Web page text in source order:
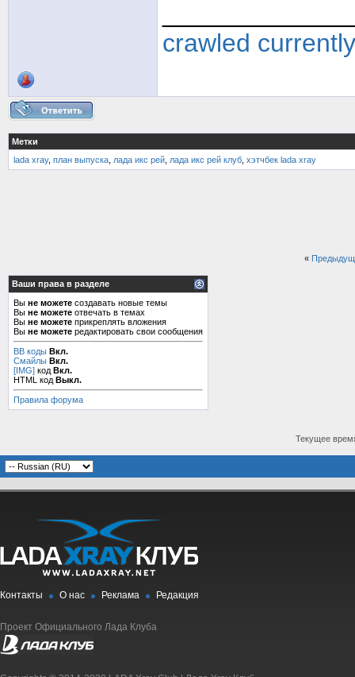
crawled
Метки
lada xray, план выпуска лада икс рей лада икс рей клуб хэтчбек lada xray
«
Ваши права в разделе
Вы не можете создавать новые темы
Вы не можете отвечать в темах
Вы не можете прикреплять вложения
Вы не можете редактировать свои сообщения
BB коды Вкл.
Смайлы Вкл.
[IMG] код Вкл.
HTML код Выкл.
Правила форума
Текущее
Контакты О нас Реклама Редакция
Проект Официального Лада Клуба